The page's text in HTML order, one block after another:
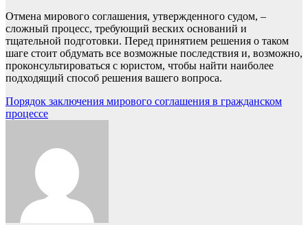
Отмена мирового соглашения, утвержденного судом, –
сложный процесс, требующий веских оснований и
тщательной подготовки. Перед принятием решения о таком
шаге стоит обдумать все возможные последствия и, возможно,
проконсультироваться с юристом, чтобы найти наиболее
подходящий способ решения вашего вопроса.
Навигация
по
Порядок заключения мирового соглашения в гражданском
процессе